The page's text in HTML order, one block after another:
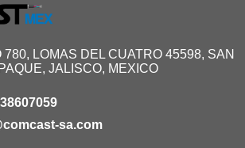
LOMAS DEL CUATRO 45598, SAN
JALISCO, MEXICO
sa.com